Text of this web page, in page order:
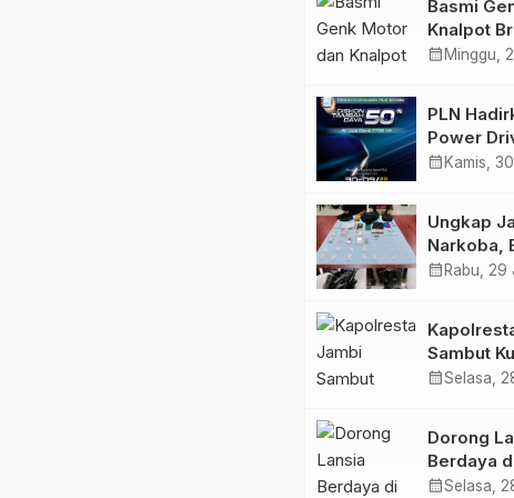
Semakin
Basmi
Knalpot
Tanjab
calendar_month Minggu,
PLN
Power
Diskon
calendar_month Kamis,
Ungkap
Narkoba,
Jambi dan
Butir
Gram
calendar_month Rabu,
Sambut
Ketua dan
calendar_monthSelasa,
Dorong
Berdaya
Hijau,
calendar_monthSelasa,